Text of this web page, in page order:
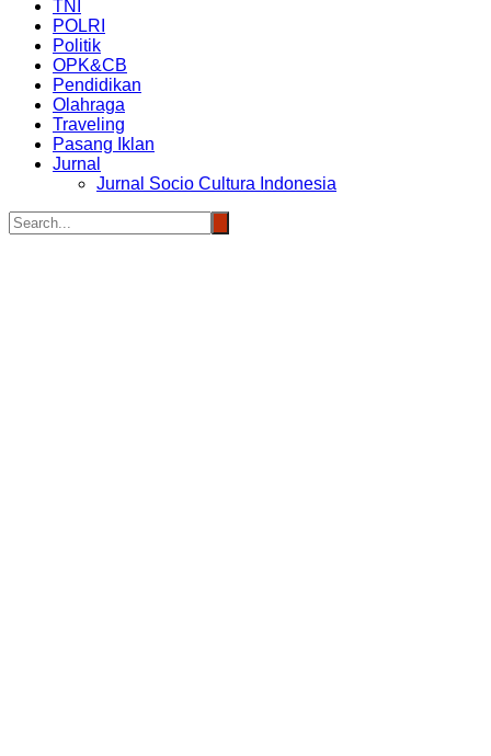
TNI
POLRI
Politik
OPK&CB
Pendidikan
Olahraga
Traveling
Pasang Iklan
Jurnal
Jurnal Socio Cultura Indonesia